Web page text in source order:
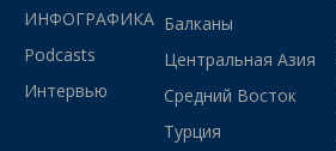
ИНФОГРАФИКА
Podcasts
Интервью
Балканы
Центральная Азия
Средний Восток
Турция